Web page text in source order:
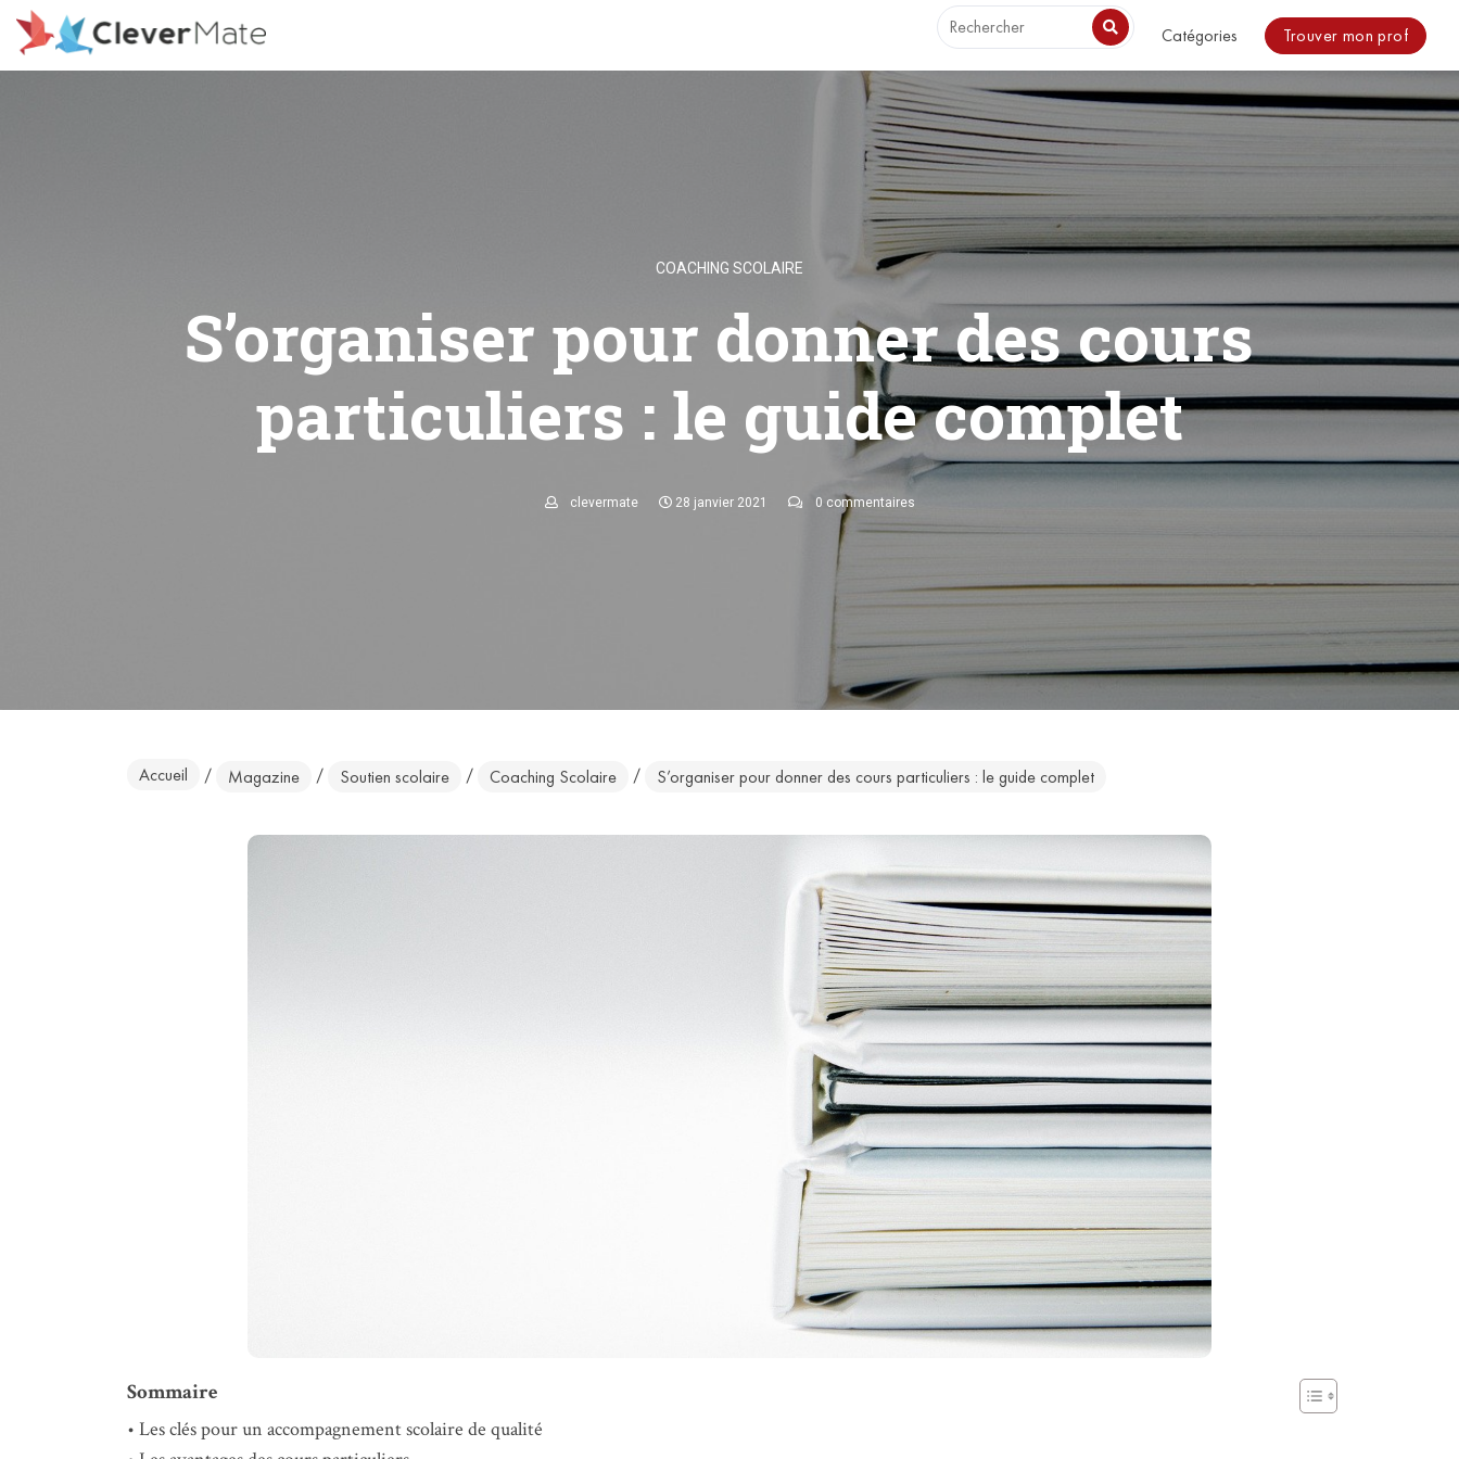
Deprecated: File registration.php is deprecated since version 3.1.0 with no alternative available. This file no longer needs to be included. in /usr/share/nginx/html/magazine/wp-
includes/functions.php on line 6078
Catégories Trouver mon prof
COACHING SCOLAIRE
S’organiser pour donner des cours
particuliers : le guide complet
clevermate 28 janvier 2021 0 commentaires
Accueil / Magazine / Soutien scolaire / Coaching Scolaire / S’organiser pour donner des cours particuliers : le guide complet
Sommaire
Les clés pour un accompagnement scolaire de qualité